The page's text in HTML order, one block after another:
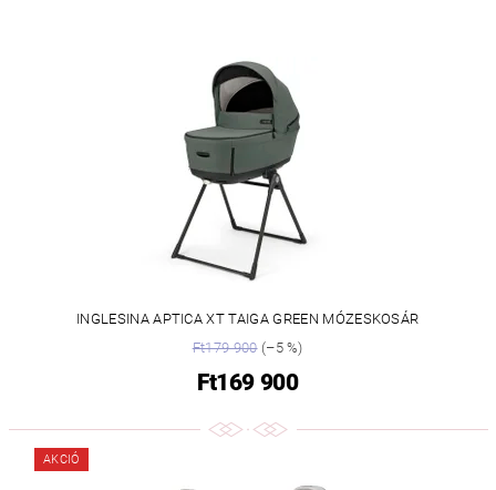
INGLESINA APTICA XT TAIGA GREEN MÓZESKOSÁR
Ft179 900(–5 %)
Ft169 900
AKCIÓ